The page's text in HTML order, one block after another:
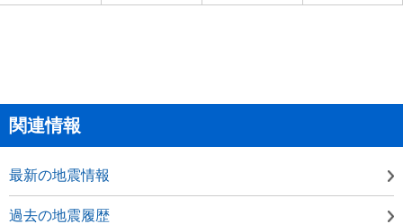
関連情報
最新の地震情報
過去の地震履歴